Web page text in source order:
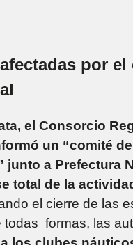
por
el Consorcio
un “comité de
junto a Prefectura
total de la
el cierre de las
todas formas, las